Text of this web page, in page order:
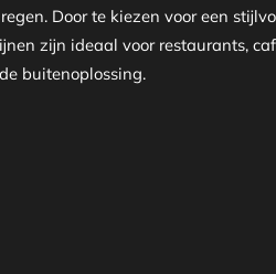
Door te kiezen voor een
zijn ideaal voor restaurants,
buitenoplossing.